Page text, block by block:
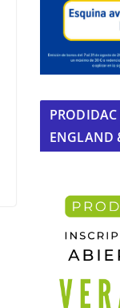
PRODIDAC
ENGLAND